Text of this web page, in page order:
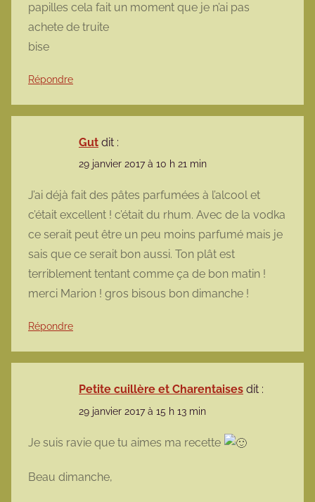
papilles cela fait un moment que je n’ai pas
achete de truite
bise
Répondre
Gut dit :
29 janvier 2017 à 10 h 21 min
J’ai déjà fait des pâtes parfumées à l’alcool et
c’était excellent ! c’était du rhum. Avec de la vodka
ce serait peut être un peu moins parfumé mais je
sais que ce serait bon aussi. Ton plât est
terriblement tentant comme ça de bon matin !
merci Marion ! gros bisous bon dimanche !
Répondre
Petite cuillère et Charentaises dit :
29 janvier 2017 à 15 h 13 min
Je suis ravie que tu aimes ma recette
Beau dimanche,